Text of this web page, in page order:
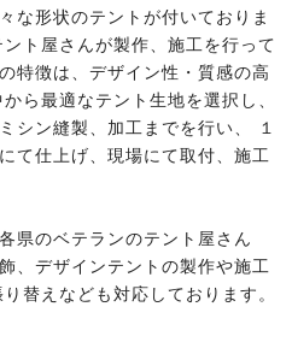
な形状のテントが付いておりま
ト屋さんが製作、施工を行って
特徴は、デザイン性・質感の高
ら最適なテント生地を選択し、
シン縫製、加工までを行い、 １
て仕上げ、現場にて取付、施工
県のベテランのテント屋さん
、デザインテントの製作や施工
替えなども対応しております。